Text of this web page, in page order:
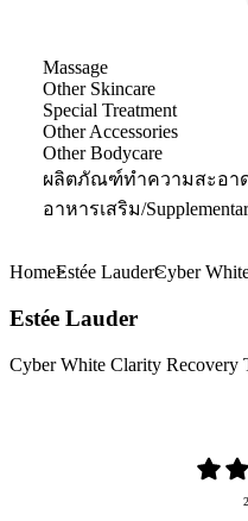
Massage
Other Skincare
Special Treatment
Other Accessories
Other Bodycare
ผลิตภัณฑ์ทำความสะอา
อาหารเสริม/
HomeEstée LauderCyber
Estée Lauder
Cyber White Clarity Recovery